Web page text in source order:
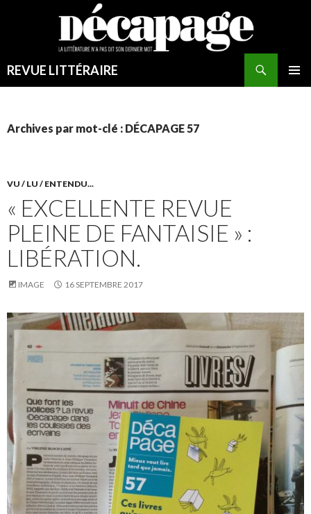
REVUE LITTÉRAIRE
Archives par mot-clé : DÉCAPAGE 57
VU / LU / ENTENDU...
« EXCELLENTE REVUE
PLEINE DE FANTAISIE » :
LIBÉRATION.
IMAGE 16 SEPTEMBRE 2017